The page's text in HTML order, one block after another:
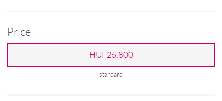
Price
HUF26,800
standard